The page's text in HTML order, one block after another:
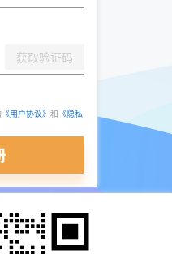
获取验证码
《用户协议》 和 《隐私